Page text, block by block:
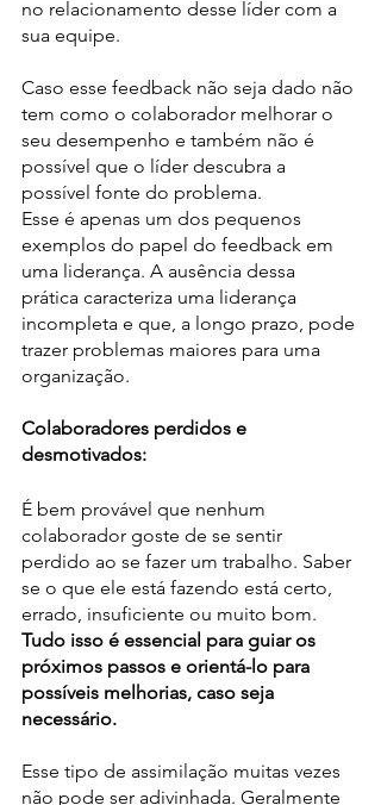
no relacionamento desse líder com a
sua equipe.
Caso esse feedback não seja dado não
tem como o colaborador melhorar o
seu desempenho e também não é
possível que o líder descubra a
possível fonte do problema.
Esse é apenas um dos pequenos
exemplos do papel do feedback em
uma liderança. A ausência dessa
prática caracteriza uma liderança
incompleta e que, a longo prazo, pode
trazer problemas maiores para uma
organização.
Colaboradores perdidos e
desmotivados:
É bem provável que nenhum
colaborador goste de se sentir
perdido ao se fazer um trabalho. Saber
se o que ele está fazendo está certo,
errado, insuficiente ou muito bom.
Tudo isso é essencial para guiar os
próximos passos e orientá-lo para
possíveis melhorias, caso seja
necessário.
Esse tipo de assimilação muitas vezes
não pode ser adivinhada. Geralmente